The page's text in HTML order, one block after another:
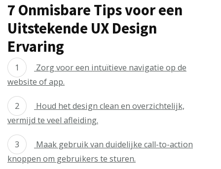
7 Onmisbare Tips voor een
Uitstekende UX Design
Ervaring
Zorg voor een intuïtieve navigatie op de
website of app.
Houd het design clean en overzichtelijk,
vermijd te veel afleiding.
Maak gebruik van duidelijke call-to-action
knoppen om gebruikers te sturen.